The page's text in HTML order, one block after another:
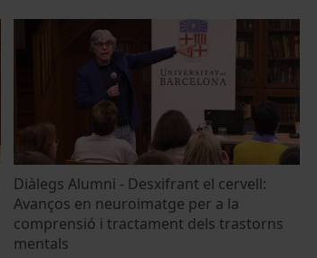
Diàlegs Alumni - Desxifrant el cervell:
Avanços en neuroimatge per a la
comprensió i tractament dels trastorns
mentals